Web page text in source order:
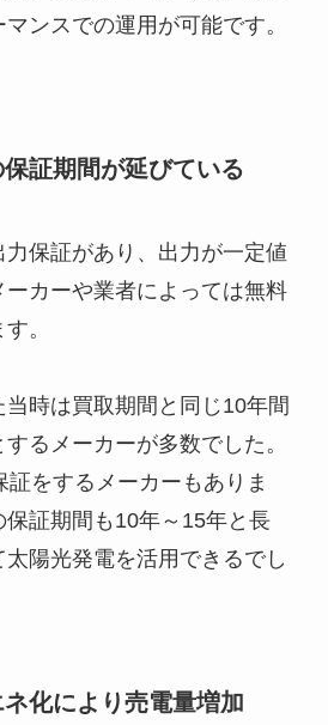
ンスでの運用が可能です。
証期間が延びている
保証があり、出力が一定値
ーカーや業者によっては無料
。
時は買取期間と同じ10年間
るメーカーが多数でした。
をするメーカーもありま
証期間も10年～15年と長
太陽光発電を活用できるでし
化により売電量増加